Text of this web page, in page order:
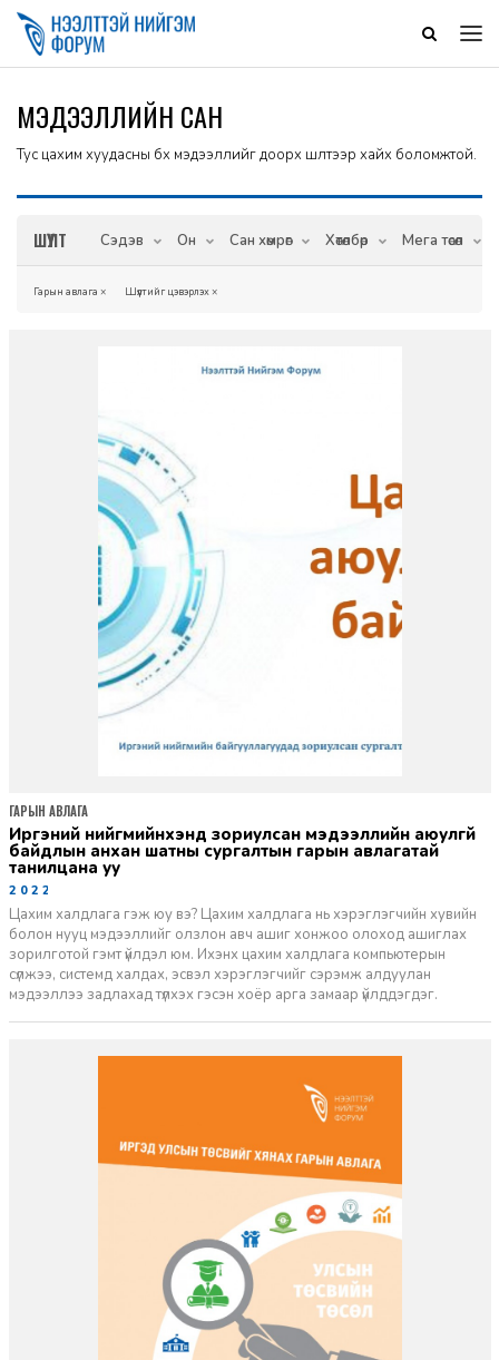
МЭДЭЭЛЛИЙН САН
Тус цахим хуудасны бүх мэдээллийг доорх шүүлтээр хайх боломжтой.
ШҮҮЛТ Сэдэв Он Сан хөмрөг Хөтөлбөр Мега төсөл
Гарын авлага × Шүүлтийг цэвэрлэх×
Иргэний нийгмийнхэнд зориулсан мэдээллийн аюулгүй
байдлын анхан шатны сургалтын гарын авлагатай
танилцана уу
2022-10-20
Цахим халдлага гэж юу вэ? Цахим халдлага нь хэрэглэгчийн хувийн
болон нууц мэдээллийг олзлон авч ашиг хонжоо олоход ашиглах
зорилготой гэмт үйлдэл юм. Ихэнх цахим халдлага компьютерын
сүлжээ, системд халдах, эсвэл хэрэглэгчийг сэрэмж алдуулан
мэдээллээ задлахад түлхэх гэсэн хоёр арга замаар үйлддэгдэг.
ГАРЫН АВЛАГА